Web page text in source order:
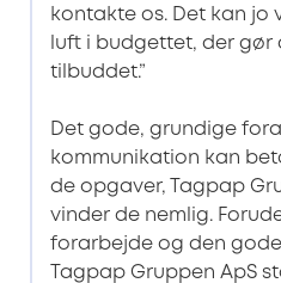
kontakte os. Det kan
luft i budgettet, der gør
tilbuddet.”
Det gode, grundige
kommunikation kan
de opgaver, Tagpap
vinder de nemlig.
forarbejde og den
Tagpap Gruppen ApS